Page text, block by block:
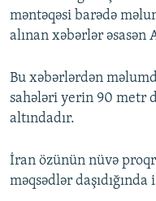
məntəqəsi barədə
alınan xəbərlər əsasən
Bu xəbərlərdən
sahələri yerin 90 metr
altındadır.
İran özünün nüvə
məqsədlər